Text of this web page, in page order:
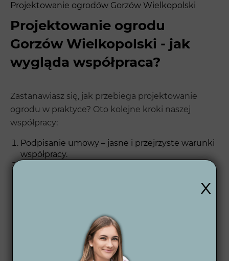
Projektowanie ogrodów Gorzów Wielkopolski
Projektowanie ogrodu
Gorzów Wielkopolski - jak
wygląda współpraca?
Zastanawiasz się, jak przebiega projektowanie
ogrodu w praktyce? Oto kolejne kroki naszej
współpracy:
Podpisanie umowy – jasne i przejrzyste warunki
współpracy.
z realizacją Twojego ogrodu.
Koncepcja 2D – szkicujemy pierwsze pomysły,
by przedstawić ogólny zarys projektu.
Wizualizacje 3D dzienne i nocne – zobaczysz
x